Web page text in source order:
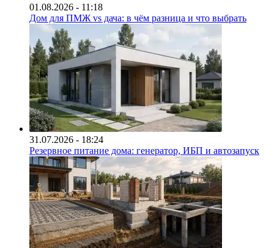
01.08.2026 - 11:18
Дом для ПМЖ vs дача: в чём разница и что выбрать
31.07.2026 - 18:24
Резервное питание дома: генератор, ИБП и автозапуск